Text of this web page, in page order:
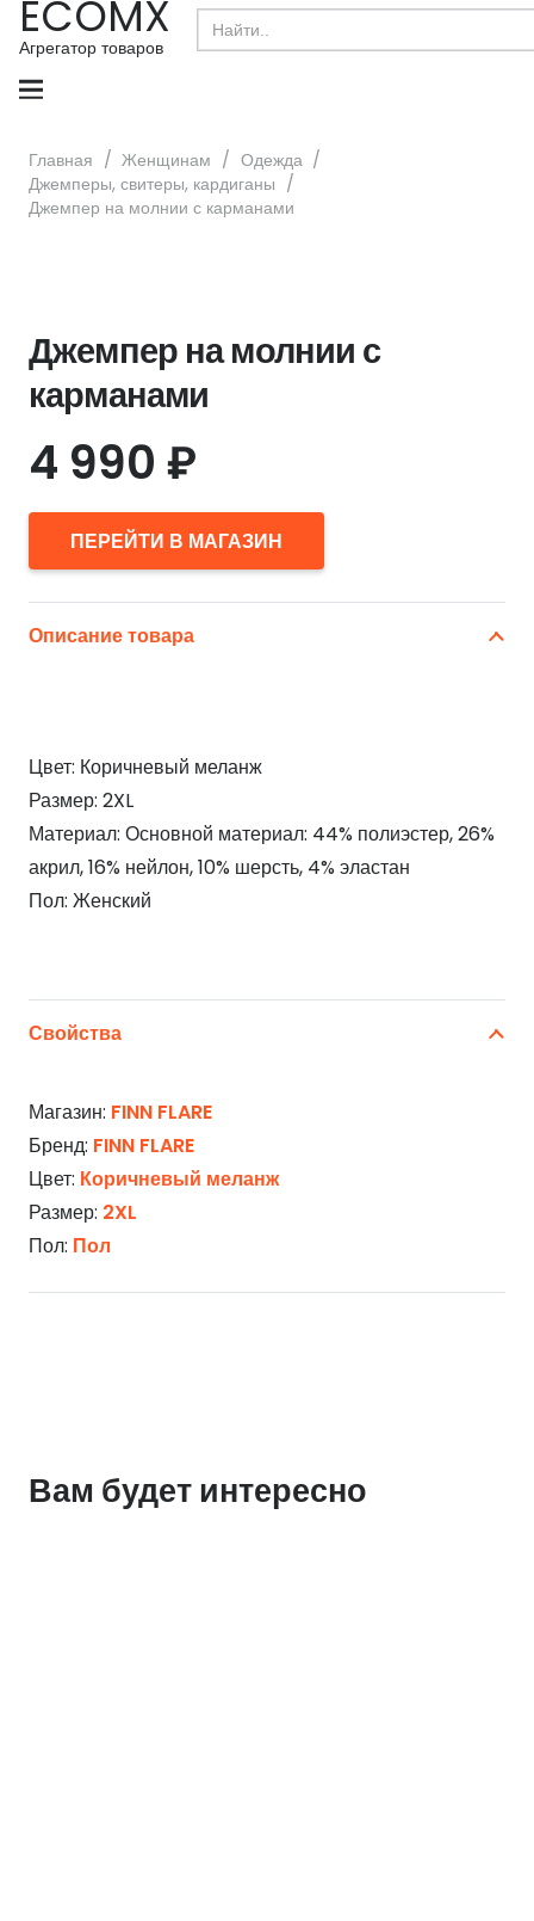
ECOMX
Агрегатор товаров
Search
for:
Главная / Женщинам / Одежда /
Джемперы, свитеры, кардиганы /
Джемпер на молнии с карманами
Джемпер на молнии с
карманами
4 990 ₽
ПЕРЕЙТИ В МАГАЗИН
Описание товара
Цвет: Коричневый меланж
Размер: 2XL
Материал: Основной материал: 44% полиэстер, 26%
акрил, 16% нейлон, 10% шерсть, 4% эластан
Пол: Женский
Свойства
Магазин: FINN FLARE
Бренд: FINN FLARE
Цвет: Коричневый меланж
Размер: 2XL
Пол: Пол
Вам будет интересно